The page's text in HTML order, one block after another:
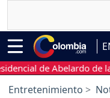
de Abelardo de la
Entretenimiento